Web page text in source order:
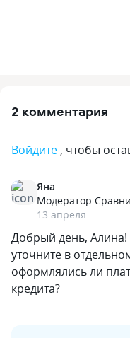
2 комментария
Войдите , чтобы
Яна
Модератор Сравни
13 апреля
Добрый день,
уточните в
оформлялись ли
кредита?